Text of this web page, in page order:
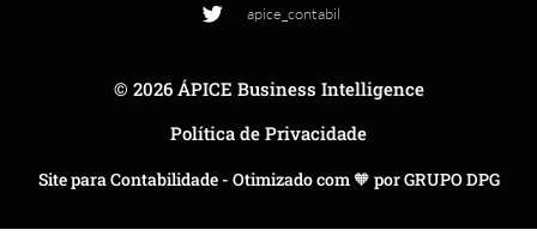
apice_contabil
© 2026 ÁPICE Business Intelligence
Política de Privacidade
Site para Contabilidade - Otimizado com 🧡 por GRUPO DPG